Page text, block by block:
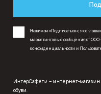
Нажимая «Подписаться», я
маркетинговые сообщения от ООО
конфиденциальности и
ИнтерСафети – интернет-
обуви.